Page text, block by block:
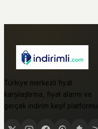
Türkiye merkezli fiyat
karşılaştırma, fiyat alarmı ve
gerçek indirim keşif platformu.